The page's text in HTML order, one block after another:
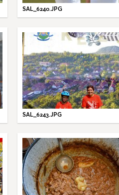
SAL_6240.JPG
SAL_6243.JPG